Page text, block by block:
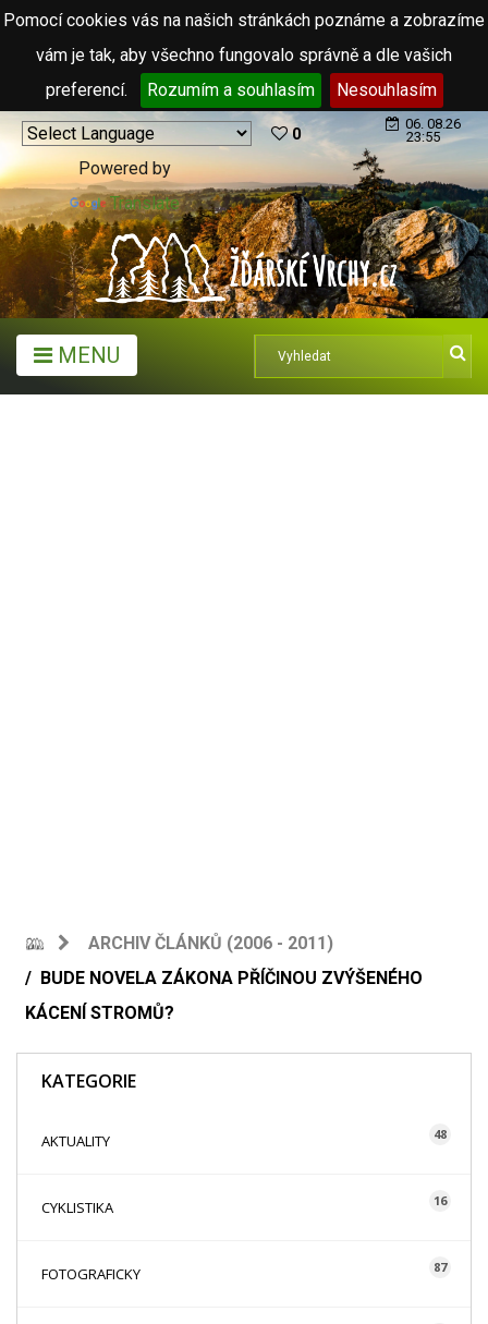
Pomocí cookies vás na našich stránkách poznáme a zobrazíme
vám je tak, aby všechno fungovalo správně a dle vašich
preferencí.
Rozumím a souhlasím Nesouhlasím
Powered by
Translate
0
06. 08.26
23:55
MENU
ARCHIV ČLÁNKŮ (2006 - 2011)
BUDE NOVELA ZÁKONA PŘÍČINOU ZVÝŠENÉHO
KÁCENÍ STROMŮ?
KATEGORIE
AKTUALITY 48
CYKLISTIKA 16
FOTOGRAFICKY 87